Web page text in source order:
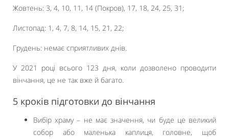
Жовтень: 3, 4, 10, 11, 14 (Покров), 17, 18, 24, 25, 31;
Листопад: 1, 4, 7, 8, 14, 15, 21, 22;
Грудень: немає сприятливих днів.
У 2021 році всього 123 дня, коли дозволено проводити
вінчання, це не так вже й багато.
5 кроків підготовки до вінчання
Вибір храму – не має значення, чи буде це великий
собор або маленька каплиця, головне, щоб